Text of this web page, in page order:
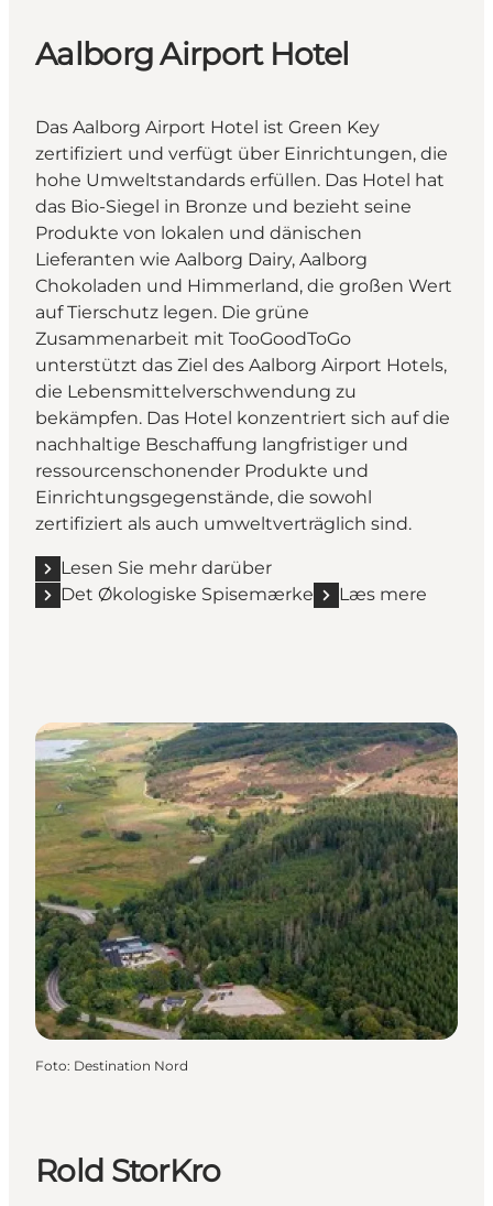
Aalborg Airport Hotel
Das Aalborg Airport Hotel ist Green Key
zertifiziert und verfügt über Einrichtungen, die
hohe Umweltstandards erfüllen. Das Hotel hat
das Bio-Siegel in Bronze und bezieht seine
Produkte von lokalen und dänischen
Lieferanten wie Aalborg Dairy, Aalborg
Chokoladen und Himmerland, die großen Wert
auf Tierschutz legen. Die grüne
Zusammenarbeit mit TooGoodToGo
unterstützt das Ziel des Aalborg Airport Hotels,
die Lebensmittelverschwendung zu
bekämpfen. Das Hotel konzentriert sich auf die
nachhaltige Beschaffung langfristiger und
ressourcenschonender Produkte und
Einrichtungsgegenstände, die sowohl
zertifiziert als auch umweltverträglich sind.
Lesen Sie mehr darüber
Det Økologiske Spisemærke
Læs mere
Foto: Destination Nord
Rold StorKro